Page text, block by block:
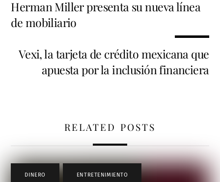
Herman Miller presenta su nueva línea
de mobiliario
Vexi, la tarjeta de crédito mexicana que
apuesta por la inclusión financiera
RELATED POSTS
DINERO ENTRETENIMIENTO